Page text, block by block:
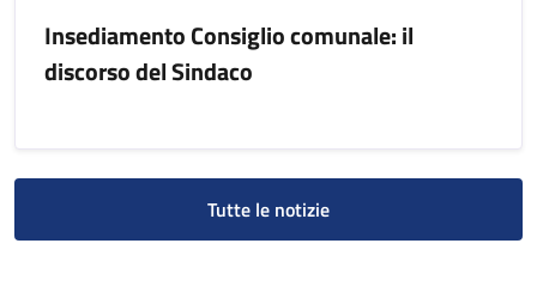
Insediamento Consiglio comunale: il
discorso del Sindaco
Tutte le notizie